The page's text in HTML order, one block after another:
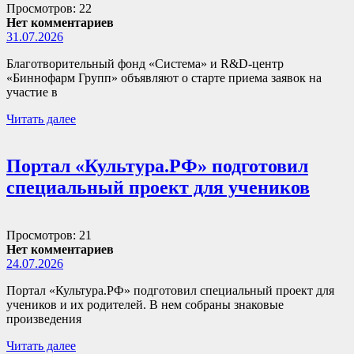
Просмотров: 22
Нет комментариев
31.07.2026
Благотворительный фонд «Система» и R&D-центр
«Биннофарм Групп» объявляют о старте приема заявок на
участие в
Читать далее
Портал «Культура.РФ» подготовил
специальный проект для учеников
Просмотров: 21
Нет комментариев
24.07.2026
Портал «Культура.РФ» подготовил специальный проект для
учеников и их родителей. В нем собраны знаковые
произведения
Читать далее